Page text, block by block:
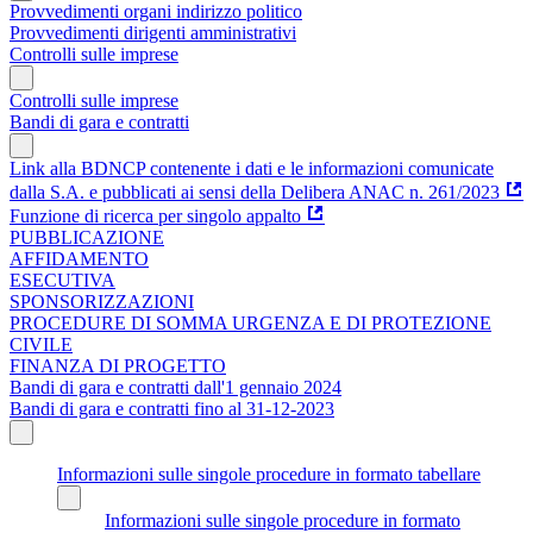
Provvedimenti organi indirizzo politico
Provvedimenti dirigenti amministrativi
Controlli sulle imprese
Controlli sulle imprese
Bandi di gara e contratti
Link alla BDNCP contenente i dati e le informazioni comunicate
dalla S.A. e pubblicati ai sensi della Delibera ANAC n. 261/2023
Funzione di ricerca per singolo appalto
PUBBLICAZIONE
AFFIDAMENTO
ESECUTIVA
SPONSORIZZAZIONI
PROCEDURE DI SOMMA URGENZA E DI PROTEZIONE
CIVILE
FINANZA DI PROGETTO
Bandi di gara e contratti dall'1 gennaio 2024
Bandi di gara e contratti fino al 31-12-2023
Informazioni sulle singole procedure in formato tabellare
Informazioni sulle singole procedure in formato